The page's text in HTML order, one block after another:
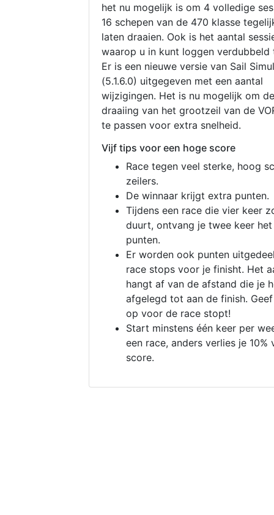
het nu mogelijk is om 4 volledige
16 schepen van de 470 klasse
laten draaien. Ook is het aantal
waarop u in kunt loggen verdubbeld
Er is een nieuwe versie van Sail
(5.1.6.0) uitgegeven met een aantal
wijzigingen. Het is nu mogelijk om de
draaiing van het grootzeil van de
te passen voor extra snelheid.
Vijf tips voor een hoge score
Race tegen veel sterke, hoog
zeilers.
De winnaar krijgt extra punten.
Tijdens een race die vier keer
duurt, ontvang je twee keer
punten.
Er worden ook punten
race stops voor je finisht. Het
hangt af van de afstand die je
afgelegd tot aan de finish.
op voor de race stopt!
Start minstens één keer per
een race, anders verlies je 10%
score.